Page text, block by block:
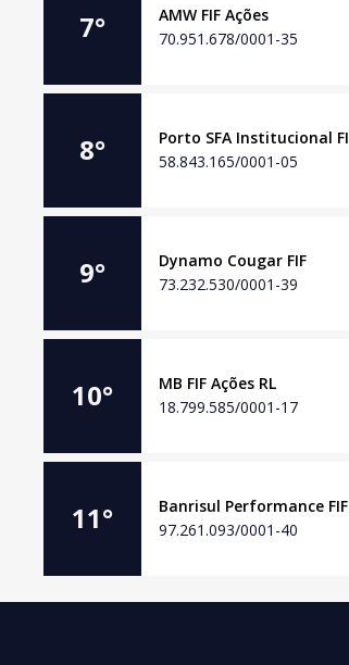
7°
AMW FIF Ações
70.951.678/0001-35
8°
Porto SFA Institucional
58.843.165/0001-05
9°
Dynamo Cougar FIF
73.232.530/0001-39
10°
MB FIF Ações RL
18.799.585/0001-17
11°
Banrisul Performance FIF
97.261.093/0001-40